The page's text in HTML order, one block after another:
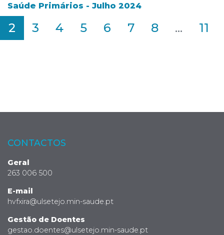
Saúde Primários - Julho 2024
2 3 4 5 6 7 8 ... 11
CONTACTOS
Geral
263 006 500
E-mail
hvfxira@ulsetejo.min-saude.pt
Gestão de Doentes
gestao.doentes@ulsetejo.min-saude.pt